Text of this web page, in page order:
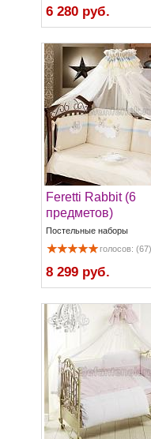
6 280 руб.
Feretti Rabbit (6
предметов)
Постельные наборы
голосов: (67)
8 299 руб.